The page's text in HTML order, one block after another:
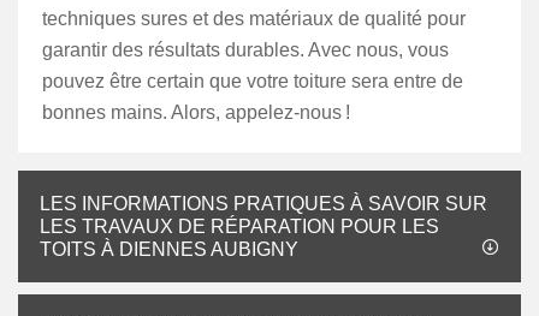
techniques sures et des matériaux de qualité pour
garantir des résultats durables. Avec nous, vous
pouvez être certain que votre toiture sera entre de
bonnes mains. Alors, appelez-nous !
LES INFORMATIONS PRATIQUES À SAVOIR SUR
LES TRAVAUX DE RÉPARATION POUR LES
TOITS À DIENNES AUBIGNY